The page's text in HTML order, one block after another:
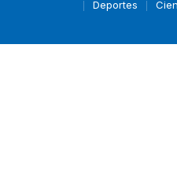
Deportes